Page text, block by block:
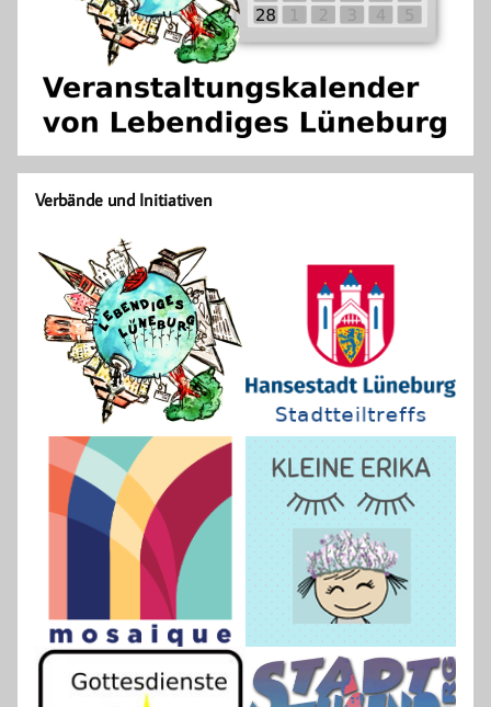
Verbände und Initiativen